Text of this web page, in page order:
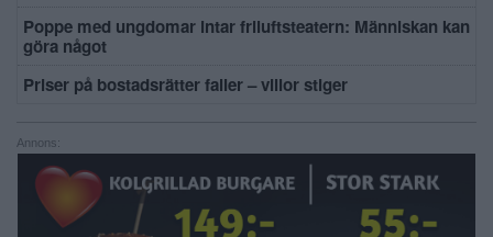
Poppe med ungdomar intar friluftsteatern: Människan kan
göra något
Priser på bostadsrätter faller – villor stiger
Annons: